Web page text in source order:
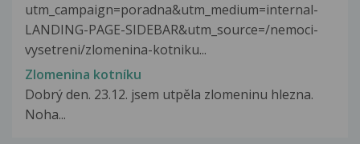
utm_campaign=poradna&utm_medium=internal-
LANDING-PAGE-SIDEBAR&utm_source=/nemoci-
vysetreni/zlomenina-kotniku...
Zlomenina kotníku
Dobrý den. 23.12. jsem utpěla zlomeninu hlezna.
Noha...